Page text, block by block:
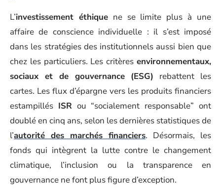
L’investissement éthiquene se limite plus à une
affaire de conscience individuelle : il s’est imposé
dans les stratégies des institutionnels aussi bien que
chez les particuliers. Les critères environnementaux,
sociaux et de gouvernance (ESG) rebattent les
cartes. Les flux d’épargne vers les produits financiers
estampillés ISRou “socialement responsable” ont
doublé en cinq ans, selon les dernières statistiques de
l’autorité des marchés financiers. Désormais, les
fonds qui intègrent la lutte contre le changement
climatique, l’inclusion ou la transparence en
gouvernance ne font plus figure d’exception.